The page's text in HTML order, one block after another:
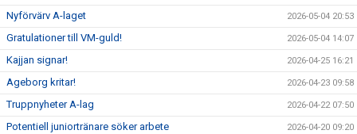
Nyförvärv A-laget 2026-05-04 20:53
Gratulationer till VM-guld! 2026-05-04 14:07
Kajjan signar! 2026-04-25 16:21
Ageborg kritar! 2026-04-23 09:58
Truppnyheter A-lag 2026-04-22 07:50
Potentiell juniortränare söker arbete 2026-04-20 09:20